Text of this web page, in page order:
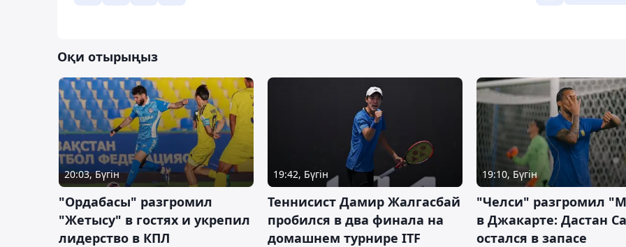
Оқи отырыңыз
20:03, Бүгін
"Ордабасы" разгромил
"Жетысу" в гостях и укрепил
лидерство в КПЛ
19:42, Бүгін
Теннисист Дамир Жалгасбай
пробился в два финала на
домашнем турнире ITF
19:10, Бүгін
"Челси" разгромил
в Джакарте: Дастан
остался в запасе